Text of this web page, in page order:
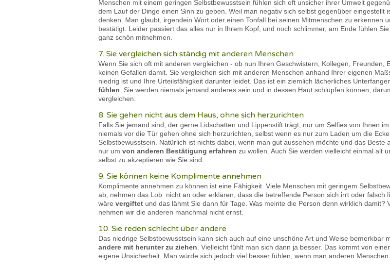
Menschen mit einem geringen Selbstbewusstsein fühlen sich oft unsicher ihrer Umwelt
dem Lauf der Dinge einen Sinn zu geben. Weil man negativ sich selbst gegenüber eingestellt
denken. Man glaubt, irgendein Wort oder einen Tonfall bei seinen Mitmenschen zu erkennen
bestätigt. Leider passiert das alles nur in Ihrem Kopf, und noch schlimmer, am Ende fühlen
ganz schön mitnehmen.
7. Sie vergleichen sich ständig mit anderen Menschen
Wenn Sie sich oft mit anderen vergleichen - ob nun Ihren Geschwistern, Kollegen, Freunden,
keinen Gefallen damit. Sie vergleichen sich mit anderen Menschen anhand Ihrer eigenen
niedrig ist und Ihre Urteilsfähigkeit darunter leidet. Das ist ein ziemlich lächerliches
fühlen . Sie werden niemals jemand anderes sein und in dessen Haut schlüpfen können,
vergleichen.
8. Sie gehen nicht aus dem Haus, ohne sich herzurichten
Falls Sie jemand sind, der gerne Lidschatten und Lippenstift trägt, nur um Selfies von Ihnen
niemals vor die Tür gehen ohne sich herzurichten, selbst wenn es nur zum Laden um die
Selbstbewusstsein. Natürlich ist nichts dabei, wenn man gut aussehen möchte und das Beste
nur um von anderen Bestätigung erfahren zu wollen. Auch Sie werden vielleicht einmal alt
selbst zu akzeptieren wie Sie sind.
9. Sie können keine Komplimente annehmen
Komplimente annehmen zu können ist eine Fähigkeit. Viele Menschen mit geringem
ab, nehmen das Lob nicht an oder erklären, dass die betreffende Person sich irrt oder falsch
wäre vergiftet und das lähmt Sie dann für Tage. Was meinte die Person denn wirklich
nehmen wir die anderen manchmal nicht ernst.
10. Sie reden schlecht über andere
Das niedrige Selbstbewusstsein kann sich auch auf eine unschöne Art und Weise bemerkbar
andere mit herunter zu ziehen . Vielleicht fühlt man sich dann ja besser. Das kommt von
eigene Unsicherheit. Man würde sich jedoch viel besser fühlen, wenn man anderen Menschen